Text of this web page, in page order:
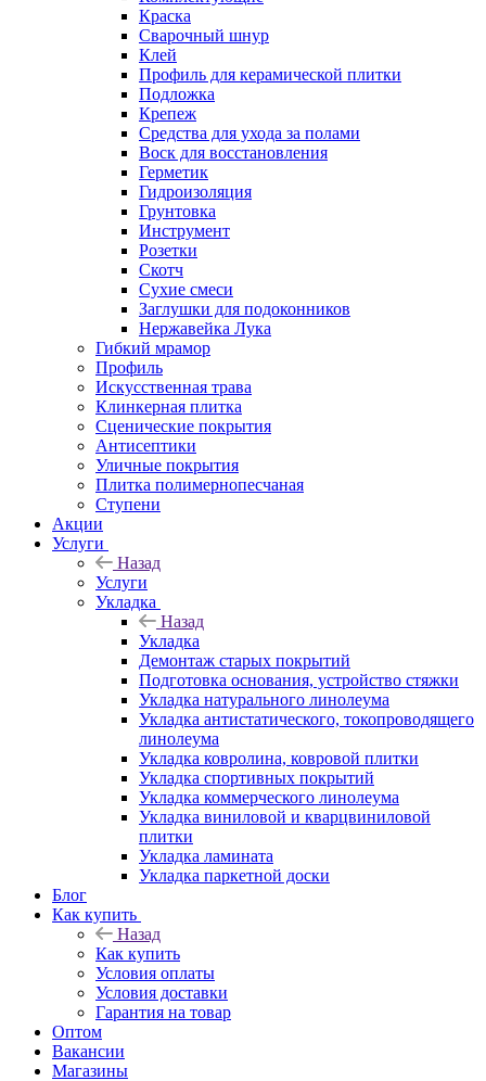
Краска
Сварочный шнур
Клей
Профиль для керамической плитки
Подложка
Крепеж
Средства для ухода за полами
Воск для восстановления
Герметик
Гидроизоляция
Грунтовка
Инструмент
Розетки
Скотч
Сухие смеси
Заглушки для подоконников
Нержавейка Лука
Гибкий мрамор
Профиль
Искусственная трава
Клинкерная плитка
Сценические покрытия
Антисептики
Уличные покрытия
Плитка полимернопесчаная
Ступени
Акции
Услуги
Назад
Услуги
Укладка
Назад
Укладка
Демонтаж старых покрытий
Подготовка основания, устройство стяжки
Укладка натурального линолеума
Укладка антистатического, токопроводящего
линолеума
Укладка ковролина, ковровой плитки
Укладка спортивных покрытий
Укладка коммерческого линолеума
Укладка виниловой и кварцвиниловой
плитки
Укладка ламината
Укладка паркетной доски
Блог
Как купить
Назад
Как купить
Условия оплаты
Условия доставки
Гарантия на товар
Оптом
Вакансии
Магазины